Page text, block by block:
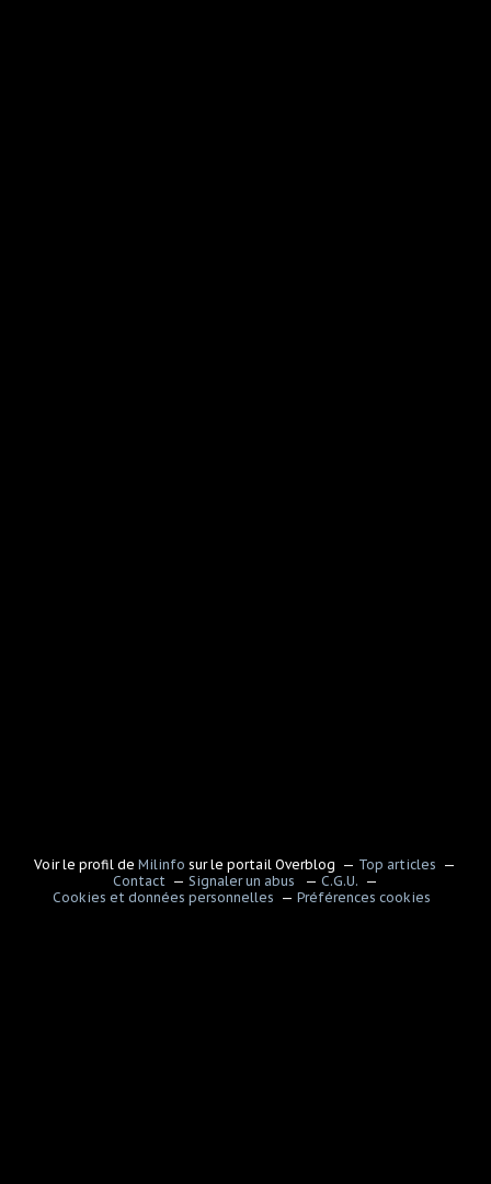
Voir le profil deMilinfo sur le portail Overblog
Top articles
Contact
Signaler un abus
C.G.U.
Cookies et données personnelles
Préférences cookies